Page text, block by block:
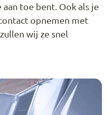
toe bent. Ook als je
opnemen met
wij ze snel